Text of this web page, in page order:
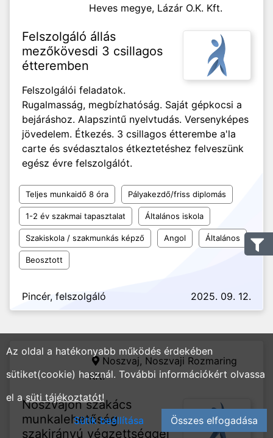
Heves megye, Lázár O.K. Kft.
Felszolgáló állás
mezőkövesdi 3 csillagos
étteremben
Felszolgálói feladatok.
Rugalmasság, megbízhatóság. Saját gépkocsi a
bejáráshoz. Alapszintű nyelvtudás. Versenyképes
jövedelem. Étkezés. 3 csillagos étterembe a'la
carte és svédasztalos étkeztetéshez felveszünk
egész évre felszolgálót.
Teljes munkaidő 8 óra Pályakezdő/friss diplomás
1-2 év szakmai tapasztalat Általános iskola
Szakiskola / szakmunkás képző Angol Általános
Beosztott
Pincér, felszolgáló 2025. 09. 12.
Noszvaj, Noszvaji Rozmaring
Kft.
Noszvajon szakács
munkalehetőség
szakirányú végzettséggel
Az oldal a hatékonyabb működés érdekében
sütiket(cookie) használ. További információkért olvassa
el asüti tájékoztatót!
Sütik beállítása
Összes elfogadása